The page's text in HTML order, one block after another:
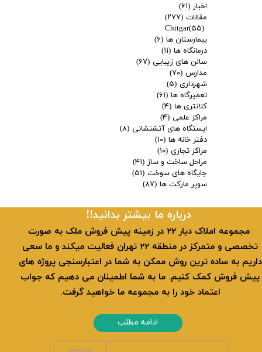
اخبار (۶۱)
مقالات (۲۷۷)
Chitgar(۵۵)
بیمارستان ها (۶)
درمانگاه ها (۱۱)
سالن های زیبایی (۶۷)
مدارس (۷۰)
شهرداری (۵)
تعمیرگاه ها (۶۱)
کلانتری ها (۴)
مراکز علمی (۴)
ایستگاه های آتشنشانی (۸)
دفتر خانه ها (۱۰)
مراکز تجاری (۱۰)
مراحل ساخت و ساز (۴۱)
جایگاه های سوخت (۵۱)
سوپر مارکت ها (۸۷)
​​درباره ما بیشتر بدانید!!
​ مجموعه املاک دیار 22 در زمینه پیش فروش ملک به صورت
تخصصی و متمرکز در منطقه 22 تهران فعالیت میکند و ما سعی
داریم به ساده ترین روش ممکن به شما در اعتبارسنجی پروژه های
پیش فروش کمک کنیم. ما به شما اطمینان می دهیم که جواب
اعتماد خود را به مجموعه ما خواهید گرفت.
ادامه مطلب
جستجو